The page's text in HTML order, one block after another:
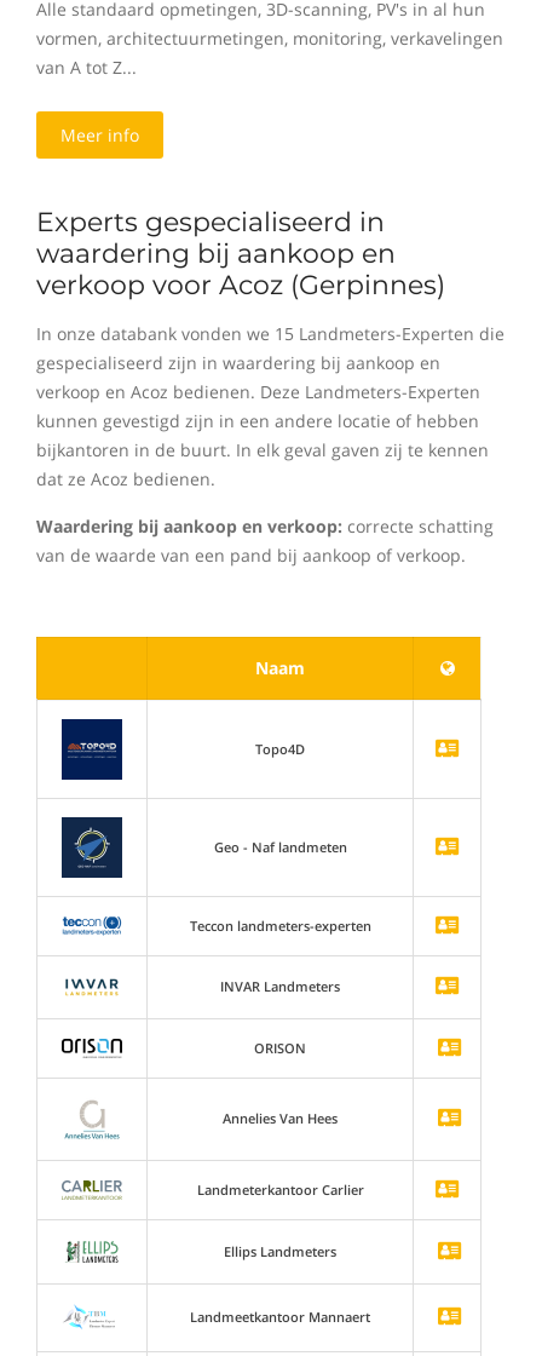
Alle standaard opmetingen, 3D-scanning, PV's in al hun
vormen, architectuurmetingen, monitoring, verkavelingen
van A tot Z...
Meer info
Experts gespecialiseerd in
waardering bij aankoop en
verkoop voor Acoz (Gerpinnes)
In onze databank vonden we 15 Landmeters-Experten die
gespecialiseerd zijn in waardering bij aankoop en
verkoop en Acoz bedienen. Deze Landmeters-Experten
kunnen gevestigd zijn in een andere locatie of hebben
bijkantoren in de buurt. In elk geval gaven zij te kennen
dat ze Acoz bedienen.
Waardering bij aankoop en verkoop: correcte schatting
van de waarde van een pand bij aankoop of verkoop.
Naam
Topo4D
Geo - Naf landmeten
Teccon landmeters-experten
INVAR Landmeters
ORISON
Annelies Van Hees
Landmeterkantoor Carlier
Ellips Landmeters
Landmeetkantoor Mannaert